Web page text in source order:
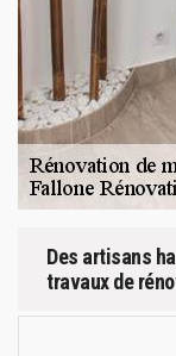
Des artisans
travaux de